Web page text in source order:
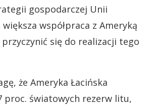
gospodarczej Unii
współpraca z Ameryką
przyczynić się do realizacji tego
że Ameryka Łacińska
proc. światowych rezerw litu,